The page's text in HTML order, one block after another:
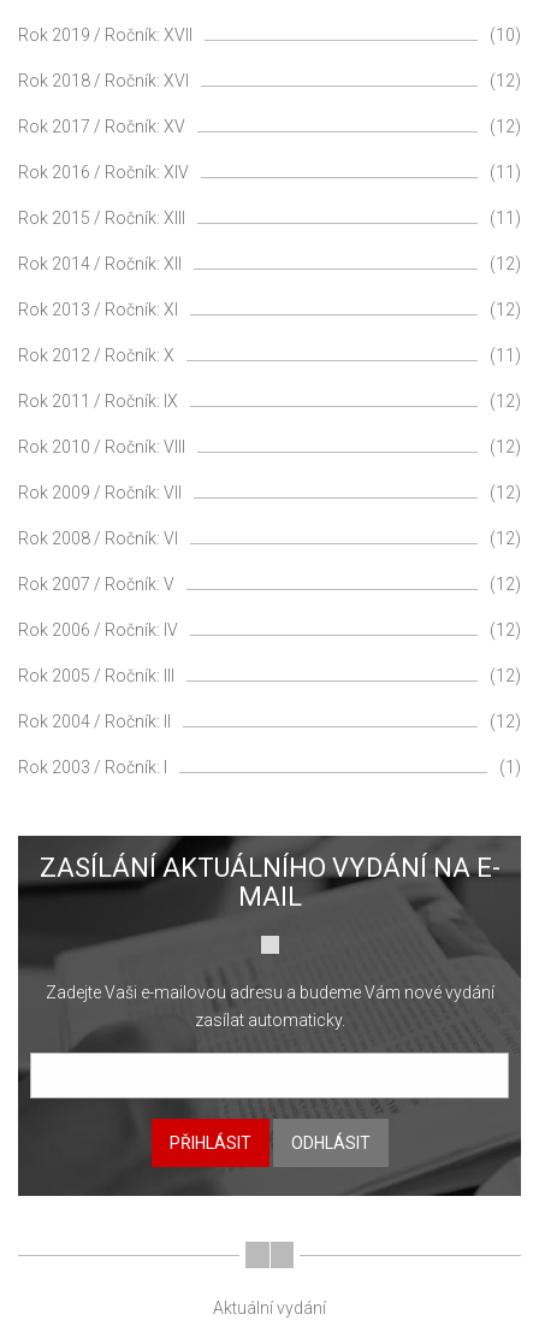
Rok 2019 / Ročník: XVII (10)
Rok 2018 / Ročník: XVI (12)
Rok 2017 / Ročník: XV (12)
Rok 2016 / Ročník: XIV (11)
Rok 2015 / Ročník: XIII (11)
Rok 2014 / Ročník: XII (12)
Rok 2013 / Ročník: XI (12)
Rok 2012 / Ročník: X (11)
Rok 2011 / Ročník: IX (12)
Rok 2010 / Ročník: VIII (12)
Rok 2009 / Ročník: VII (12)
Rok 2008 / Ročník: VI (12)
Rok 2007 / Ročník: V (12)
Rok 2006 / Ročník: IV (12)
Rok 2005 / Ročník: III (12)
Rok 2004 / Ročník: II (12)
Rok 2003 / Ročník: I (1)
ZASÍLÁNÍ AKTUÁLNÍHO VYDÁNÍ NA E-
MAIL
Zadejte Vaši e-mailovou adresu a budeme Vám nové vydání
zasílat automaticky.
PŘIHLÁSIT ODHLÁSIT
Aktuální vydání